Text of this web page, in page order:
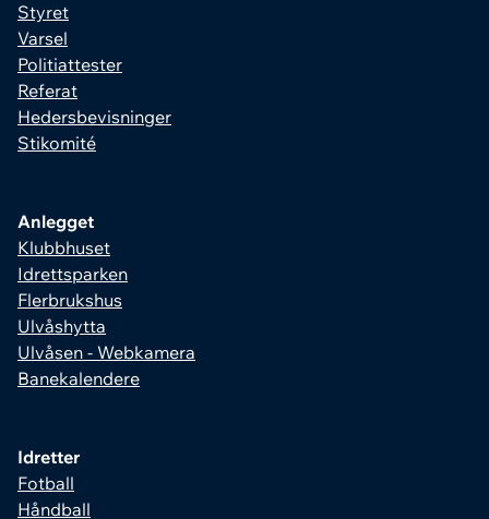
Styret
Varsel
Politiattester
Referat
Hedersbevisninger
Stikomité
Anlegget
Klubbhuset
Idrettsparken
Flerbrukshus
Ulvåshytta
Ulvåsen - Webkamera
Banekalendere
Idretter
Fotball
Håndball